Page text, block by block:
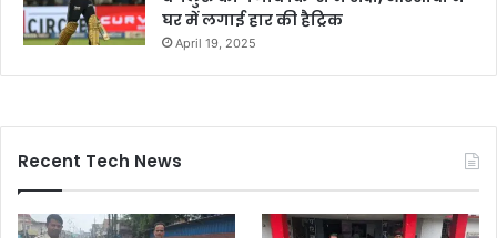
घर में लगाई हार की हैट्रिक
April 19, 2025
Recent Tech News